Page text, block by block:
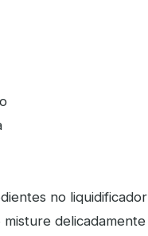
no liquidificador
misture delicadamente